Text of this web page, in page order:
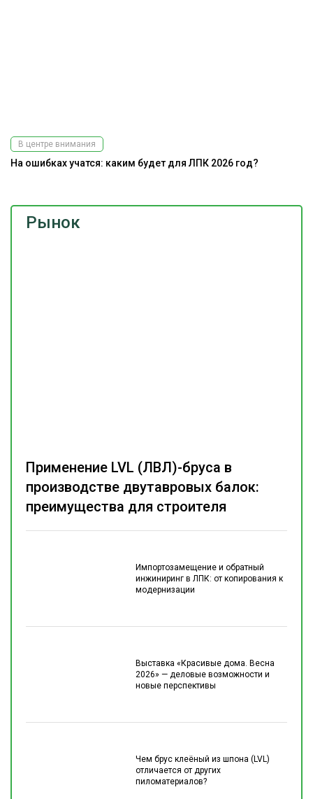
Рынок
Импортозамещение и обратный
инжиниринг в ЛПК: от копирования к
модернизации
Выставка «Красивые дома. Весна
2026» — деловые возможности и
новые перспективы
Чем брус клеёный из шпона (LVL)
отличается от других
пиломатериалов?
Применение LVL (ЛВЛ)-бруса в
производстве двутавровых балок:
преимущества для строителя
В центре внимания
На ошибках учатся: каким будет для ЛПК 2026 год?